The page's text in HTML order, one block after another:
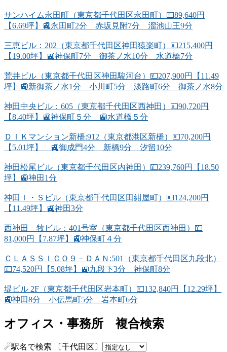
サンハイム永田町（東京都千代田区永田町）💴89,640円
【6.69坪】🚉永田町2分 赤坂見附7分 溜池山王9分
三恵ビル：202（東京都千代田区神田猿楽町）💴215,400円
【19.00坪】🚉神保町7分 御茶ノ水10分 水道橋7分
荒井ビル（東京都千代田区神田駿河台）💴207,900円【11.49
坪】🚉新御茶ノ水1分 小川町5分 淡路町6分 御茶ノ水8分
神田中央ビル：605（東京都千代田区西神田）💴90,720円
【8.40坪】🚉神保町５分 🚉水道橋５分
ＤＩＫマンション新橋:912（東京都港区新橋）💴70,200円
【5.01坪】 🚉御成門4分 新橋9分 汐留10分
神田松尾ビル（東京都千代田区内神田）💴239,760円【18.50
坪】🚉神田1分
神田Ｉ・Ｓビル（東京都千代田区田紺屋町）💴124,200円
【11.49坪】🚉神田3分
西神田 牧ビル：401号室（東京都千代田区西神田）💴
81,000円【7.87坪】🚉神保町４分
ＣＬＡＳＳＩＣＯ９－ＤＡＮ:501（東京都千代田区九段北）
💴74,520円【5.08坪】🚉九段下3分 神保町8分
堤ビル 2F（東京都千代田区岩本町）💴132,840円【12.29坪】
🚉神田8分 小伝馬町5分 岩本町6分
オフィス・事務所 複合検索
☄駅名で検索 〔千代田区〕